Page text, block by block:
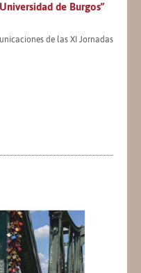
de Burgos”
de las XI Jornadas